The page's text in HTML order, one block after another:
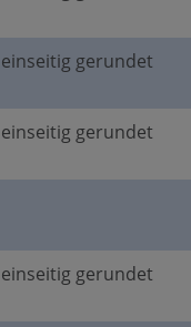
gerundet
gerundet
gerundet